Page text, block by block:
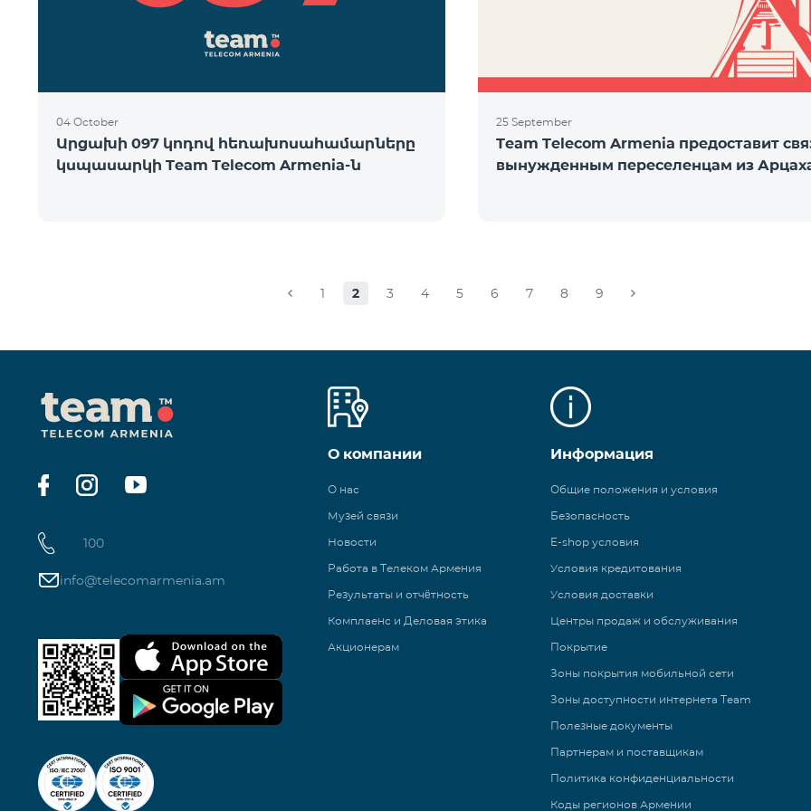
04 October
Արցախի 097 կոդով հեռախոսահամարները
կսպասարկի Team Telecom Armenia-ն
25 September
Team Telecom Armenia предоставит
вынужденным переселенцам из
1 2 3 4 5 6 7 8 9
100
info@telecomarmenia.am
О компании
О нас
Музей связи
Новости
Работа в Телеком Армения
Результаты и отчётность
Комплаенс и Деловая этика
Акционерам
Информация
Общие положения и условия
Безопасность
E-shop условия
Условия кредитования
Условия доставки
Центры продаж и обслуживания
Покрытие
Зоны покрытия мобильной сети
Зоны доступности интернета Team
Полезные документы
Партнерам и поставщикам
Политика конфиденциальности
Коды регионов Армении